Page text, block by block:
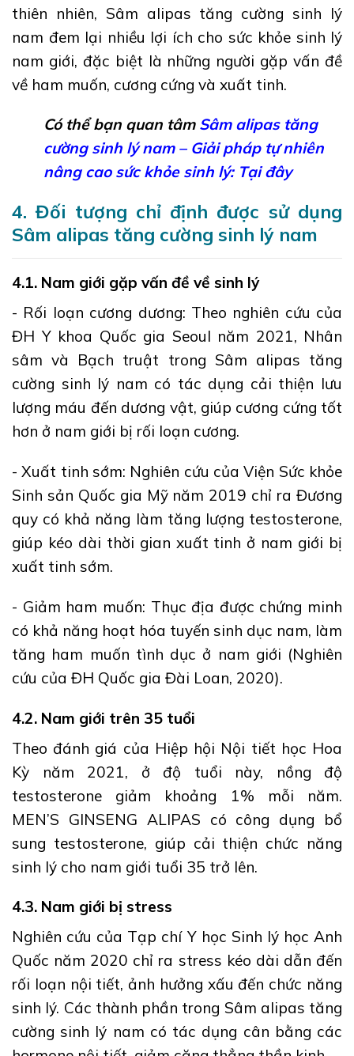
thiên nhiên, Sâm alipas tăng cường sinh lý
nam đem lại nhiều lợi ích cho sức khỏe sinh lý
nam giới, đặc biệt là những người gặp vấn đề
về ham muốn, cương cứng và xuất tinh.
Có thể bạn quan tâmSâm alipas tăng
cường sinh lý nam – Giải pháp tự nhiên
nâng cao sức khỏe sinh lý: Tại đây
4. Đối tượng chỉ định được sử dụng
Sâm alipas tăng cường sinh lý nam
4.1. Nam giới gặp vấn đề về sinh lý
- Rối loạn cương dương: Theo nghiên cứu của
ĐH Y khoa Quốc gia Seoul năm 2021, Nhân
sâm và Bạch truật trong Sâm alipas tăng
cường sinh lý nam có tác dụng cải thiện lưu
lượng máu đến dương vật, giúp cương cứng tốt
hơn ở nam giới bị rối loạn cương.
- Xuất tinh sớm: Nghiên cứu của Viện Sức khỏe
Sinh sản Quốc gia Mỹ năm 2019 chỉ ra Đương
quy có khả năng làm tăng lượng testosterone,
giúp kéo dài thời gian xuất tinh ở nam giới bị
xuất tinh sớm.
- Giảm ham muốn: Thục địa được chứng minh
có khả năng hoạt hóa tuyến sinh dục nam, làm
tăng ham muốn tình dục ở nam giới (Nghiên
cứu của ĐH Quốc gia Đài Loan, 2020).
4.2. Nam giới trên 35 tuổi
Theo đánh giá của Hiệp hội Nội tiết học Hoa
Kỳ năm 2021, ở độ tuổi này, nồng độ
testosterone giảm khoảng 1% mỗi năm.
MEN’S GINSENG ALIPAS có công dụng bổ
sung testosterone, giúp cải thiện chức năng
sinh lý cho nam giới tuổi 35 trở lên.
4.3. Nam giới bị stress
Nghiên cứu của Tạp chí Y học Sinh lý học Anh
Quốc năm 2020 chỉ ra stress kéo dài dẫn đến
rối loạn nội tiết, ảnh hưởng xấu đến chức năng
sinh lý. Các thành phần trong Sâm alipas tăng
cường sinh lý nam có tác dụng cân bằng các